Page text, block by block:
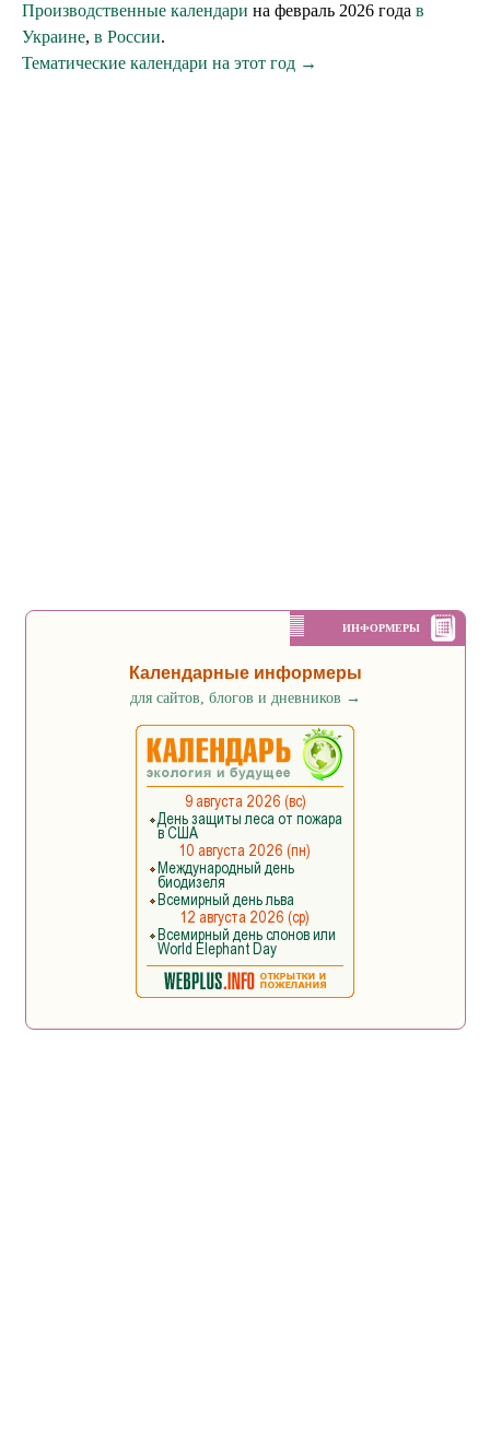
Производственные календари на февраль 2026 года в
Украине, в России.
Тематические календари на этот год →
ИНФОРМЕРЫ
Календарные информеры
для сайтов, блогов и дневников →